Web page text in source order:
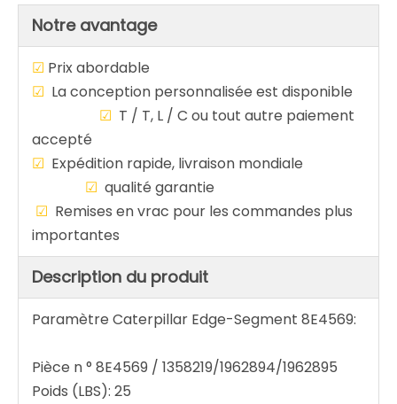
Notre avantage
☑ Prix abordable
☑ La conception personnalisée est disponible
☑ T / T, L / C ou tout autre paiement
accepté
☑ Expédition rapide, livraison mondiale
☑ qualité garantie
☑ Remises en vrac pour les commandes plus
importantes
Description du produit
Paramètre Caterpillar Edge-Segment 8E4569:
Pièce n ° 8E4569 / 1358219/1962894/1962895
Poids (LBS): 25